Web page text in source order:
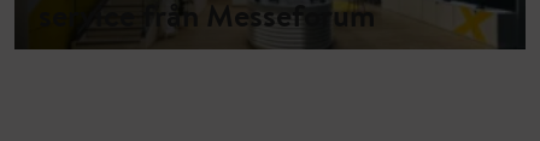
service från Messeforum